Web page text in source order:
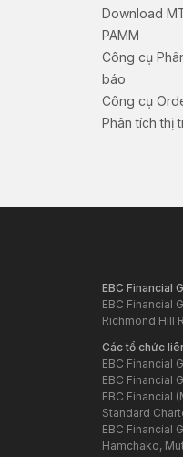
Download
PAMM
Công cụ
báo
Công cụ
Phân tích thị
EBC Financial
EBC Financial
Richmond Hill
Các tổ chức
EBC Financial
EBC Financial
EBC Financial
Standard
EBC Financial
Hamchako,